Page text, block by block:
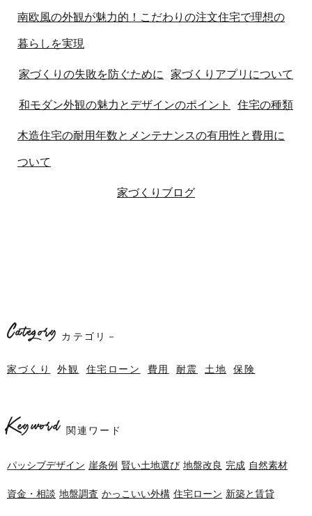
南欧風の外観が魅力的！こだわりの注文住宅で理想の
暮らしを実現
家づくりの失敗を防ぐために 家づくりアプリについて
和モダン外観の魅力とデザインのポイント 住宅の種類
木造住宅の耐用年数とメンテナンスの有用性と費用に
ついて
家づくりブログ
Category カテゴリ－
家づくり 外観 住宅ローン 費用 耐震 土地 保険
Keyword 関連ワード
パッシブデザイン 崖条例 賢い土地選び 地盤改良 完成 自然素材
資金・相談 地盤調査 かっこいい外構 住宅ローン 新築と賃貸